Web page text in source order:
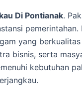
Di Pontianak.
pemerintahan.
yang
bisnis, serta
kebutuhan